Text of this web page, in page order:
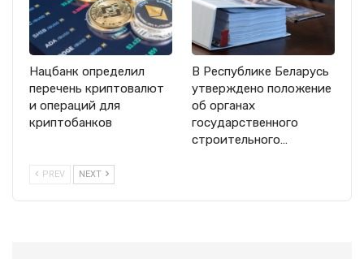
Нацбанк определил
перечень криптовалют
и операций для
криптобанков
В Республике Беларусь
утверждено положение
об органах
государственного
строительного…
PREV NEXT